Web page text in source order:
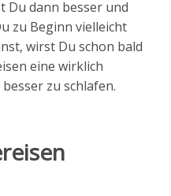
Du dann besser und
zu Beginn vielleicht
wirst Du schon bald
eine wirklich
zu schlafen.